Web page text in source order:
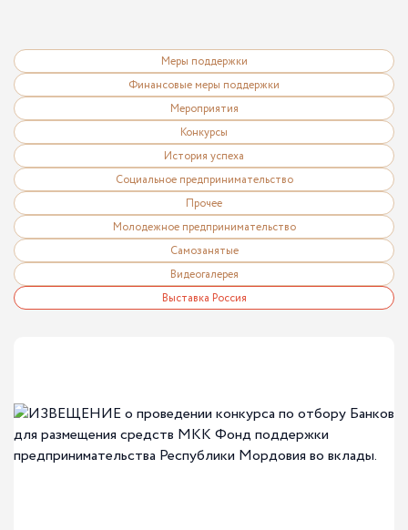
Меры поддержки
Финансовые меры поддержки
Мероприятия
Конкурсы
История успеха
Социальное предпринимательство
Прочее
Молодежное предпринимательство
Самозанятые
Видеогалерея
Выставка Россия